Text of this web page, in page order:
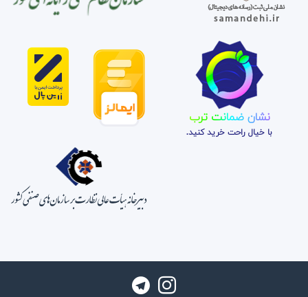
نشان ضمانت ترب
با خیال راحت خرید کنید.